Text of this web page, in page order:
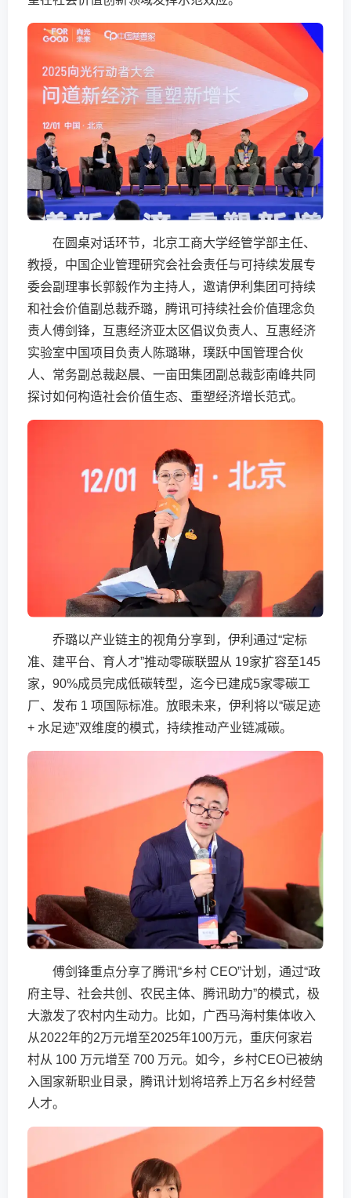
在圆桌对话环节，北京工商大学经管学部主任、
教授，中国企业管理研究会社会责任与可持续发展专
委会副理事长郭毅作为主持人，邀请伊利集团可持续
和社会价值副总裁乔璐，腾讯可持续社会价值理念负
责人傅剑锋，互惠经济亚太区倡议负责人、互惠经济
实验室中国项目负责人陈璐琳，璞跃中国管理合伙
人、常务副总裁赵晨、一亩田集团副总裁彭南峰共同
探讨如何构造社会价值生态、重塑经济增长范式。
乔璐以产业链主的视角分享到，伊利通过“定标
准、建平台、育人才”推动零碳联盟从 19家扩容至145
家，90%成员完成低碳转型，迄今已建成5家零碳工
厂、发布 1 项国际标准。放眼未来，伊利将以“碳足迹
+ 水足迹”双维度的模式，持续推动产业链减碳。
傅剑锋重点分享了腾讯“乡村 CEO”计划，通过“政
府主导、社会共创、农民主体、腾讯助力”的模式，极
大激发了农村内生动力。比如，广西马海村集体收入
从2022年的2万元增至2025年100万元，重庆何家岩
村从 100 万元增至 700 万元。如今，乡村CEO已被纳
入国家新职业目录，腾讯计划将培养上万名乡村经营
人才。